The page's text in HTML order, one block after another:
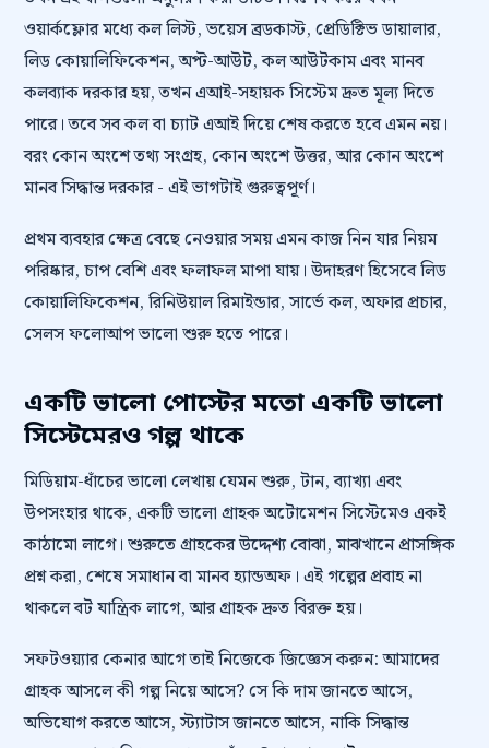
ওয়ার্কফ্লোর মধ্যে কল লিস্ট, ভয়েস ব্রডকাস্ট, প্রেডিক্টিভ ডায়ালার,
লিড কোয়ালিফিকেশন, অপ্ট-আউট, কল আউটকাম এবং মানব
কলব্যাক দরকার হয়, তখন এআই-সহায়ক সিস্টেম দ্রুত মূল্য দিতে
পারে। তবে সব কল বা চ্যাট এআই দিয়ে শেষ করতে হবে এমন নয়।
বরং কোন অংশে তথ্য সংগ্রহ, কোন অংশে উত্তর, আর কোন অংশে
মানব সিদ্ধান্ত দরকার - এই ভাগটাই গুরুত্বপূর্ণ।
প্রথম ব্যবহার ক্ষেত্র বেছে নেওয়ার সময় এমন কাজ নিন যার নিয়ম
পরিষ্কার, চাপ বেশি এবং ফলাফল মাপা যায়। উদাহরণ হিসেবে লিড
কোয়ালিফিকেশন, রিনিউয়াল রিমাইন্ডার, সার্ভে কল, অফার প্রচার,
সেলস ফলোআপ ভালো শুরু হতে পারে।
একটি ভালো পোস্টের মতো একটি ভালো
সিস্টেমেরও গল্প থাকে
মিডিয়াম-ধাঁচের ভালো লেখায় যেমন শুরু, টান, ব্যাখ্যা এবং
উপসংহার থাকে, একটি ভালো গ্রাহক অটোমেশন সিস্টেমেও একই
কাঠামো লাগে। শুরুতে গ্রাহকের উদ্দেশ্য বোঝা, মাঝখানে প্রাসঙ্গিক
প্রশ্ন করা, শেষে সমাধান বা মানব হ্যান্ডঅফ। এই গল্পের প্রবাহ না
থাকলে বট যান্ত্রিক লাগে, আর গ্রাহক দ্রুত বিরক্ত হয়।
সফটওয়্যার কেনার আগে তাই নিজেকে জিজ্ঞেস করুন: আমাদের
গ্রাহক আসলে কী গল্প নিয়ে আসে? সে কি দাম জানতে আসে,
অভিযোগ করতে আসে, স্ট্যাটাস জানতে আসে, নাকি সিদ্ধান্ত